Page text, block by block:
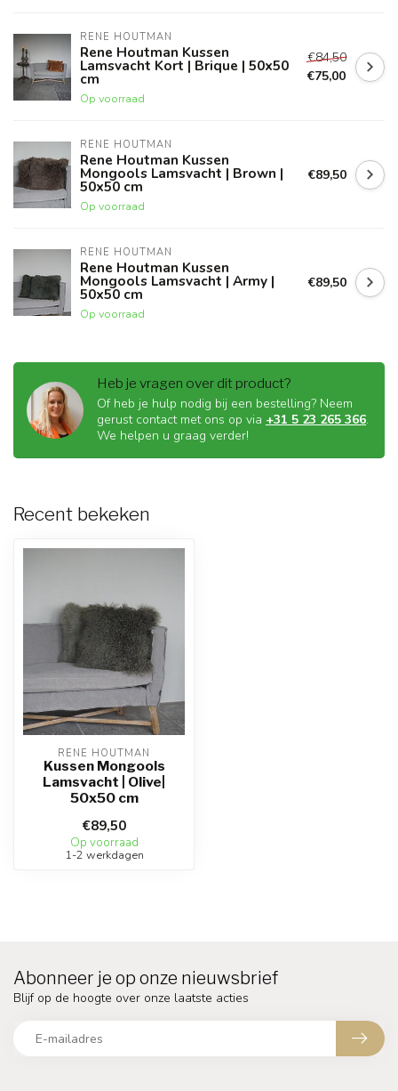
RENE HOUTMAN
Rene Houtman Kussen
Lamsvacht Kort | Brique | 50x50
cm
Op voorraad
€84,50
€75,00
RENE HOUTMAN
Rene Houtman Kussen
Mongools Lamsvacht | Brown |
50x50 cm
Op voorraad
€89,50
RENE HOUTMAN
Rene Houtman Kussen
Mongools Lamsvacht | Army |
50x50 cm
Op voorraad
€89,50
Heb je vragen over dit product?
Of heb je hulp nodig bij een bestelling? Neem
gerust contact met ons op via +31 5 23 265 366.
We helpen u graag verder!
Recent bekeken
RENE HOUTMAN
Kussen Mongools
Lamsvacht | Olive|
50x50 cm
€89,50
Op voorraad
1-2 werkdagen
Abonneer je op onze nieuwsbrief
Blijf op de hoogte over onze laatste acties